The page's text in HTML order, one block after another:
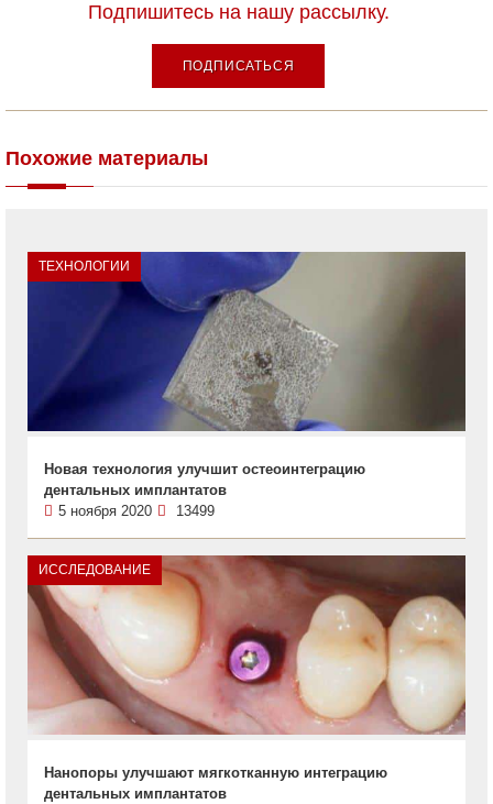
Подпишитесь на нашу рассылку.
ПОДПИСАТЬСЯ
Похожие материалы
ТЕХНОЛОГИИ
Новая технология улучшит остеоинтеграцию
дентальных имплантатов
5 ноября 2020
13499
ИССЛЕДОВАНИЕ
Нанопоры улучшают мягкотканную интеграцию
дентальных имплантатов